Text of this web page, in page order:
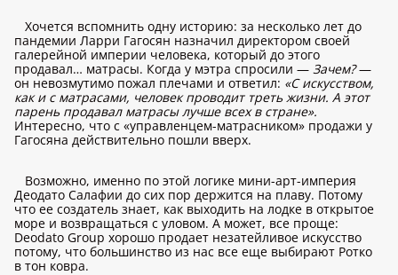
Хочется вспомнить одну историю: за несколько лет до
пандемии Ларри Гагосян назначил директором своей
галерейной империи человека, который до этого
продавал… матрасы. Когда у мэтра спросили — Зачем?—
он невозмутимо пожал плечами и ответил: «С искусством,
как и с матрасами, человек проводит треть жизни. А этот
парень продавал матрасы лучше всех в стране».
Интересно, что с «управленцем-матрасником» продажи у
Гагосяна действительно пошли вверх.
Возможно, именно по этой логике мини-арт-империя
Деодато Салафии до сих пор держится на плаву. Потому
что ее создатель знает, как выходить на лодке в открытое
море и возвращаться с уловом. А может, все проще:
Deodato Group хорошо продает незатейливое искусство
потому, что большинство из нас все еще выбирают Ротко
в тон ковра.